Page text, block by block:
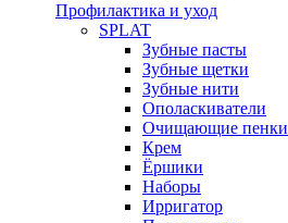
Профилактика и уход
SPLAT
Зубные пасты
Зубные щетки
Зубные нити
Ополаскиватели
Очищающие пенки
Крем
Ёршики
Наборы
Ирригатор